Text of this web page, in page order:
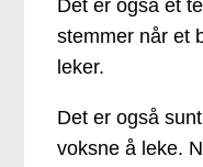
Det er også et
stemmer når et
leker.
Det er også
voksne å leke.